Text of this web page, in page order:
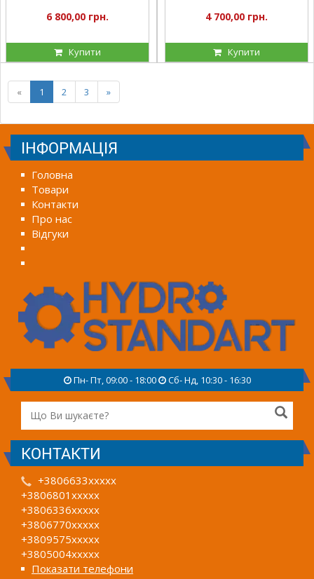
6 800,00 грн.
Купити
4 700,00 грн.
Купити
« 1 2 3 »
ІНФОРМАЦІЯ
Головна
Товари
Контакти
Про нас
Відгуки
Пн- Пт, 09:00 - 18:00 Сб- Нд, 10:30 - 16:30
КОНТАКТИ
+3806633xxxxx
+3806801xxxxx
+3806336xxxxx
+3806770xxxxx
+3809575xxxxx
+3805004xxxxx
Показати телефони